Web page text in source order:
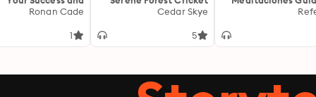
para Calma y
Sounds Mixed With
Calm & Relaxation:
Cedar Skye
5
Conquer the Exam
Unlock engaging
Ronan Cade
1